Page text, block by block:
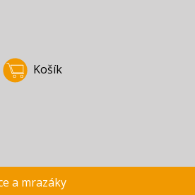
Košík
a mrazáky